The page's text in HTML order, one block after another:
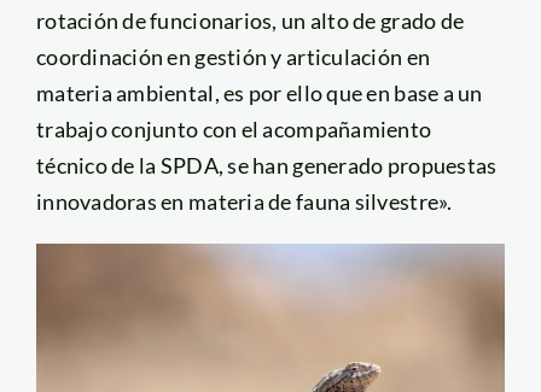
rotación de funcionarios, un alto de grado de
coordinación en gestión y articulación en
materia ambiental, es por ello que en base a un
trabajo conjunto con el acompañamiento
técnico de la SPDA, se han generado propuestas
innovadoras en materia de fauna silvestre».